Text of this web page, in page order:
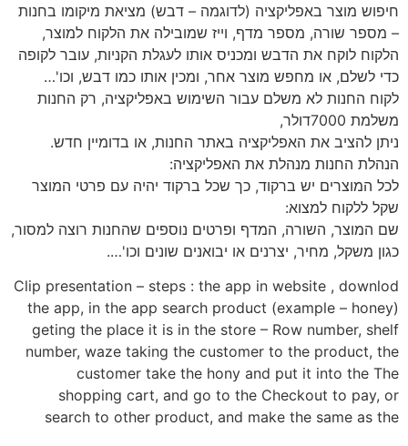
חיפוש מוצר באפליקציה (לדוגמה – דבש) מציאת מיקומו בחנות
– מספר שורה, מספר מדף, וייז שמובילה את הלקוח למוצר,
הלקוח לוקח את הדבש ומכניס אותו לעגלת הקניות, עובר לקופה
כדי לשלם, או מחפש מוצר אחר, ומכין אותו כמו דבש, וכו'…
לקוח החנות לא משלם עבור השימוש באפליקציה, רק החנות
משלמת 7000דולר,
ניתן להציב את האפליקציה באתר החנות, או בדומיין חדש.
הנהלת החנות מנהלת את האפליקציה:
לכל המוצרים יש ברקוד, כך שכל ברקוד יהיה עם פרטי המוצר
שקל ללקוח למצוא:
שם המוצר, השורה, המדף ופרטים נוספים שהחנות רוצה למסור,
כגון משקל, מחיר, יצרנים או יבואנים שונים וכו'….
Clip presentation – steps : the app in website , downlod
the app, in the app search product (example – honey)
geting the place it is in the store – Row number, shelf
number, waze taking the customer to the product, the
customer take the hony and put it into the The
shopping cart, and go to the Checkout to pay, or
search to other product, and make the same as the